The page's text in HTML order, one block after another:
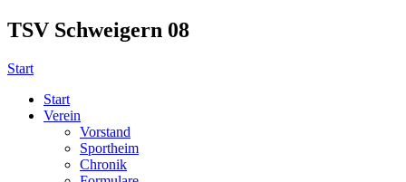
TSV Schweigern 08
Start
Start
Verein
Vorstand
Sportheim
Chronik